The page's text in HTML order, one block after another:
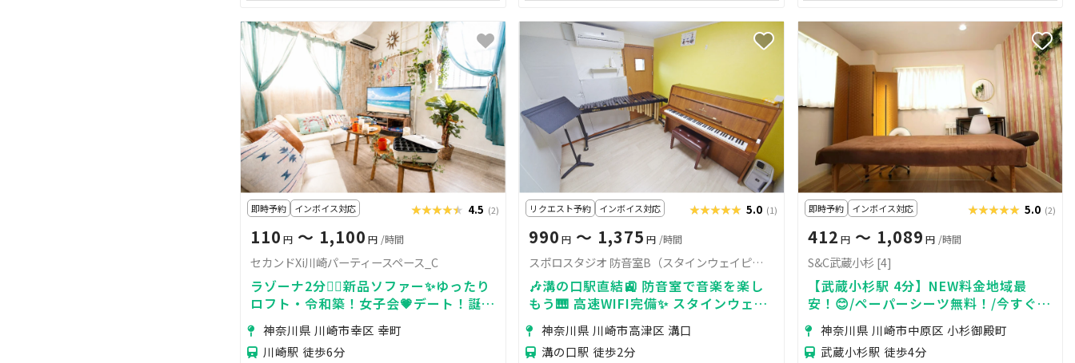
即時予約 インボイス対応 ★★★★★
★★★★★ 4.5 (2)
110 円 〜 1,100 円 /時間
セカンドXi川崎パーティースペース_C
ラゾーナ2分🚶‍♀️新品ソファー✨ゆったり
ロフト・令和築！女子会💗デート！誕生
日会にオススメ！ひっそりデート！冷房
完備・パーティーOK
神奈川県 川崎市幸区 幸町
川崎駅 徒歩6分
リクエスト予約 インボイス対応 ★★★★★
★★★★★5.0 (1)
990 円 〜 1,375 円 /時間
スポロスタジオ 防音室B（スタインウェイピアノ＆マリンバ）
🎶溝の口駅直結🚉 防音室で音楽を楽し
もう🎹 高速WIFI完備✨ スタインウェイ
ピアノとマリンバが利用可能！
神奈川県 川崎市高津区 溝口
溝の口駅 徒歩2分
即時予約 インボイス対応 ★★★★★
★★★★★5.0 (2)
412 円〜 1,089 円 /時間
S&C武蔵小杉 [4]
【武蔵小杉駅 4分】NEW料金地域最
安！😊/ペーパーシーツ無料！/今すぐ予
約/サロン&ワークスペース
神奈川県 川崎市中原区 小杉御殿町
武蔵小杉駅 徒歩4分